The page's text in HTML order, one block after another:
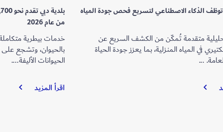
توظف الذكاء الاصطناعي لتسريع فحص جودة المياه
متقدمة تُمكّن من الكشف السريع عن
في المياه المنزلية، بما يعزز جودة الحياة
...
بلدية
من عام 2026
خدمات بيطرية
بالحيوان، وتشجع
الحيوانات الأليفة....
اقرأ المزيد
بلدية